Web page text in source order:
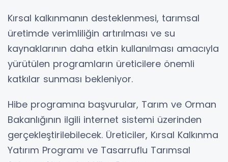
Kırsal kalkınmanın desteklenmesi, tarımsal
üretimde verimliliğin artırılması ve su
kaynaklarının daha etkin kullanılması amacıyla
yürütülen programların üreticilere önemli
katkılar sunması bekleniyor.
Hibe programına başvurular, Tarım ve Orman
Bakanlığının ilgili internet sistemi üzerinden
gerçekleştirilebilecek. Üreticiler, Kırsal Kalkınma
Yatırım Programı ve Tasarruflu Tarımsal